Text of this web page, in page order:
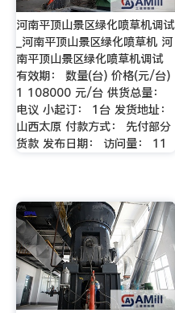
河南平顶山景区绿化喷草机调试
_河南平顶山景区绿化喷草机 河
南平顶山景区绿化喷草机调试
有效期： 数量(台) 价格(元/台)
1 108000 元/台 供货总量：
电议 小起订： 1台 发货地址：
山西太原 付款方式： 先付部分
货款 发布日期： 访问量： 11